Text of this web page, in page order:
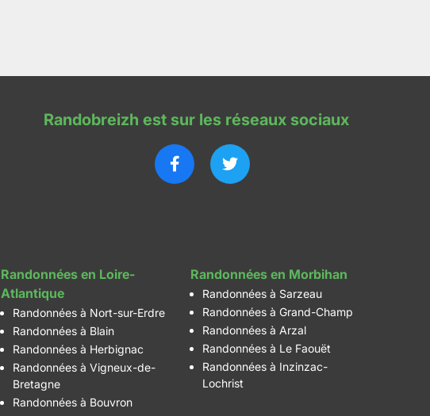
Randobreizh est sur les réseaux sociaux
Randonnées en Loire-
Atlantique
Randonnées à Nort-sur-Erdre
Randonnées à Blain
Randonnées à Herbignac
Randonnées à Vigneux-de-
Bretagne
Randonnées à Bouvron
Randonnées en Morbihan
Randonnées à Sarzeau
Randonnées à Grand-Champ
Randonnées à Arzal
Randonnées à Le Faouët
Randonnées à Inzinzac-
Lochrist